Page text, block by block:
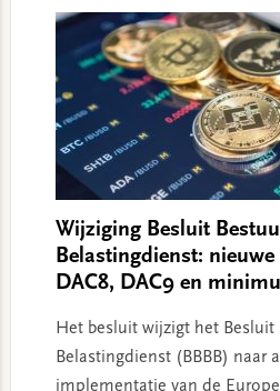
Wijziging Besluit
Belastingdienst: nieuwe
DAC8, DAC9 en
Het besluit wijzigt het Besluit
Belastingdienst (BBBB) naar
implementatie van de